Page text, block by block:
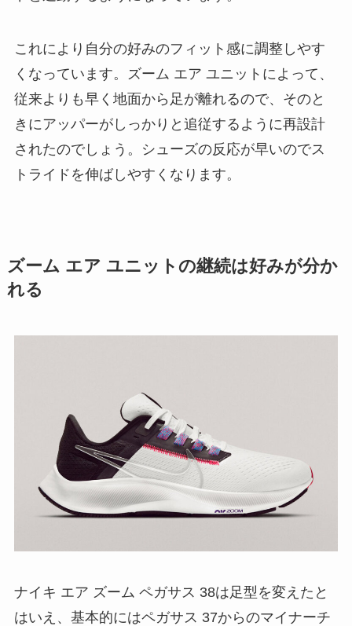
これにより自分の好みのフィット感に調整しやす
くなっています。ズーム エア ユニットによって、
従来よりも早く地面から足が離れるので、そのと
きにアッパーがしっかりと追従するように再設計
されたのでしょう。シューズの反応が早いのでス
トライドを伸ばしやすくなります。
ズーム エア ユニットの継続は好みが分か
れる
ナイキ エア ズーム ペガサス 38は足型を変えたと
はいえ、基本的にはペガサス 37からのマイナーチ